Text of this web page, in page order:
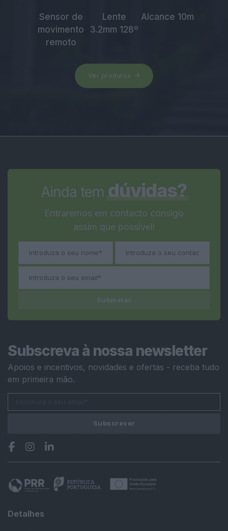
Sensor de
movimento
remoto
Lente
3.2mm 128º
Alcance 10m
Ver produtos
Ainda tem dúvidas?
Entraremos em contacto consigo
assim que possível!
Submeter
Subscreva à nossa newsletter
Apoios e incentivos, novidades e ofertas - receba tudo
em primeira mão.
Subscrever
Detalhes